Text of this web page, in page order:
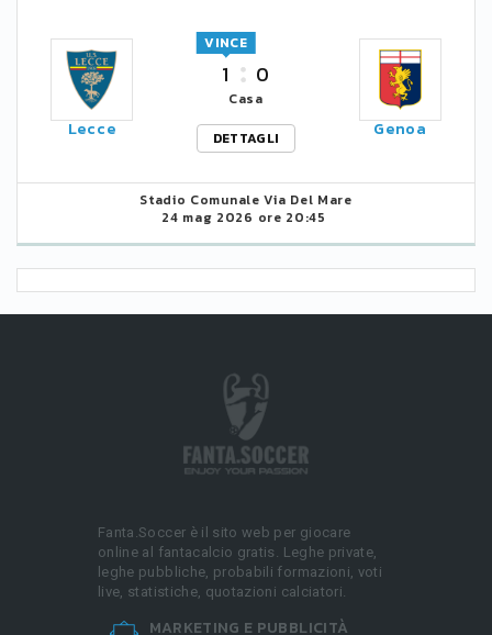
Lecce
1
VINCE
0
Casa
DETTAGLI
Genoa
Stadio Comunale Via Del Mare
24 mag 2026 ore 20:45
Fanta.Soccer è il sito web per giocare
online al fantacalcio gratis. Leghe private,
leghe pubbliche, probabili formazioni, voti
live, statistiche, quotazioni calciatori.
MARKETING E PUBBLICITÀ